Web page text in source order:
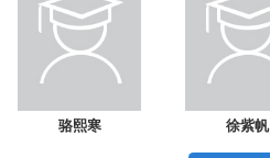
骆熙寒 徐紫帆